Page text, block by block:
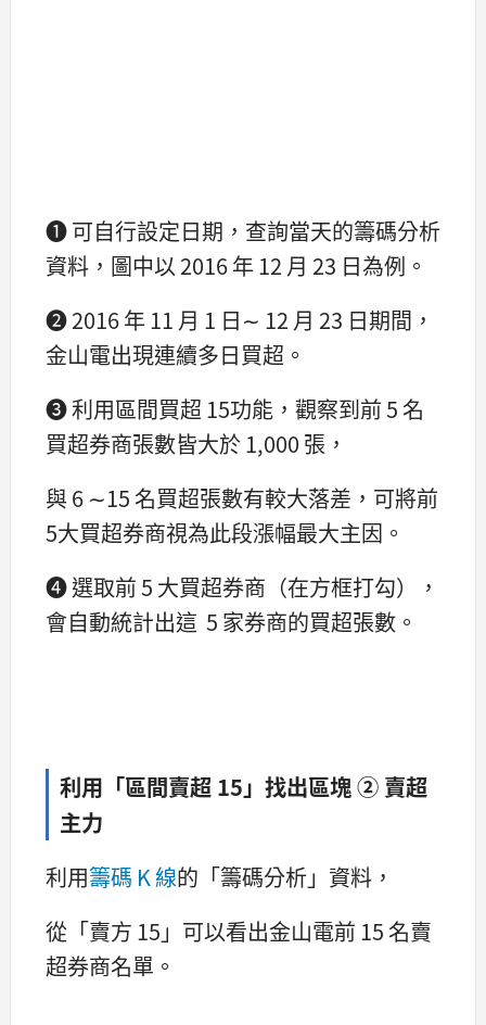
➊ 可自行設定日期，查詢當天的籌碼分析
資料，圖中以 2016 年 12 月 23 日為例。
➋ 2016 年 11 月 1 日∼ 12 月 23 日期間，
金山電出現連續多日買超。
➌ 利用區間買超 15功能，觀察到前 5 名
買超券商張數皆大於 1,000 張，
與 6 ∼15 名買超張數有較大落差，可將前
5大買超券商視為此段漲幅最大主因。
➍ 選取前 5 大買超券商（在方框打勾），
會自動統計出這 5 家券商的買超張數。
利用「區間賣超 15」找出區塊 ② 賣超
主力
利用籌碼 K 線的「籌碼分析」資料，
從「賣方 15」可以看出金山電前 15 名賣
超券商名單。